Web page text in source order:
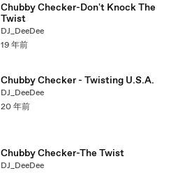
Chubby Checker-Don't Knock The
Twist
DJ_DeeDee
19 年前
Chubby Checker - Twisting U.S.A.
DJ_DeeDee
20 年前
Chubby Checker-The Twist
DJ_DeeDee